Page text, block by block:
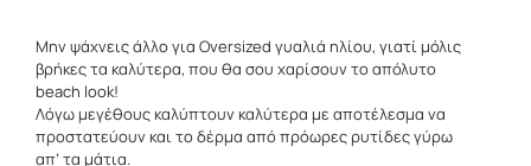
Μην ψάχνεις άλλο για Oversized γυαλιά ηλίου, γιατί μόλις
βρήκες τα καλύτερα, που θα σου χαρίσουν το απόλυτο
beach look!
Λόγω μεγέθους καλύπτουν καλύτερα με αποτέλεσμα να
προστατεύουν και το δέρμα από πρόωρες ρυτίδες γύρω
απ’ τα μάτια.